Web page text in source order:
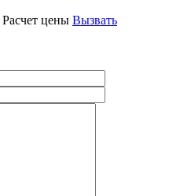
Расчет цены Вызвать